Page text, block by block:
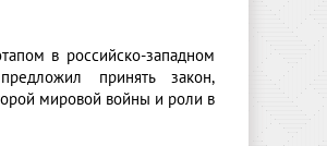
в российско-западном
принять закон,
мировой войны и роли в